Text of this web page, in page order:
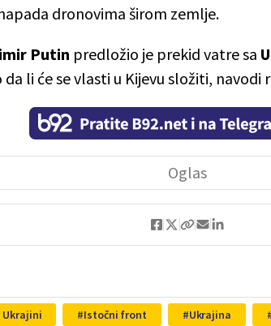
dronovima širom zemlje.
Putin predložio je prekid vatre sa
li će se vlasti u Kijevu složiti, navodi
Ukrajini Istočni front Ukrajina